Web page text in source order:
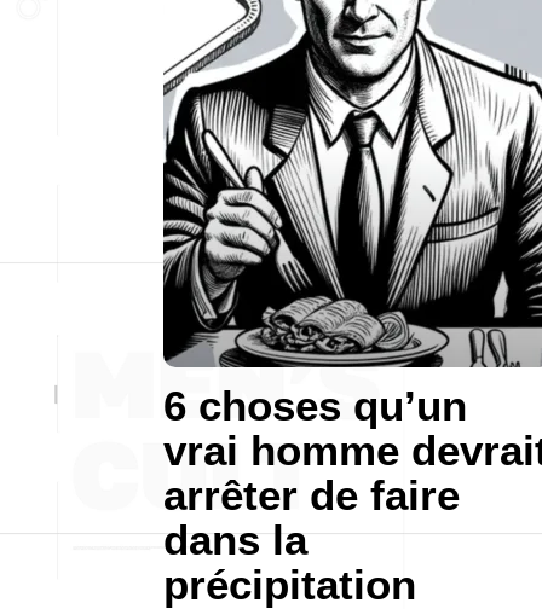
6 choses qu’un
vrai homme
arrêter de faire
dans la
précipitation